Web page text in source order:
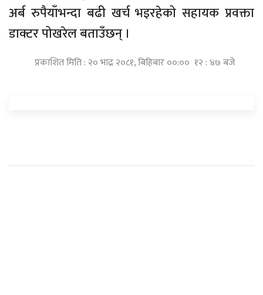
अर्ब रुपैयाँभन्दा बढी खर्च भइरहेको सहायक प्रवक्ता
डाक्टर पोखरेल बताउँछन् ।
प्रकाशित मिति : २० भाद्र २०८१, बिहिबार ००:०० १२ : ४७ बजे